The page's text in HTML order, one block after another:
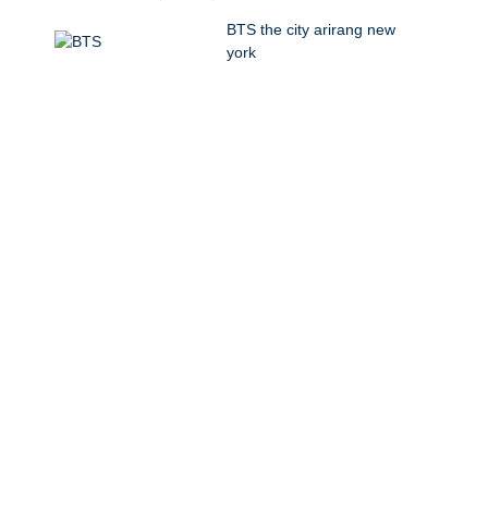
BTS the city arirang new
york